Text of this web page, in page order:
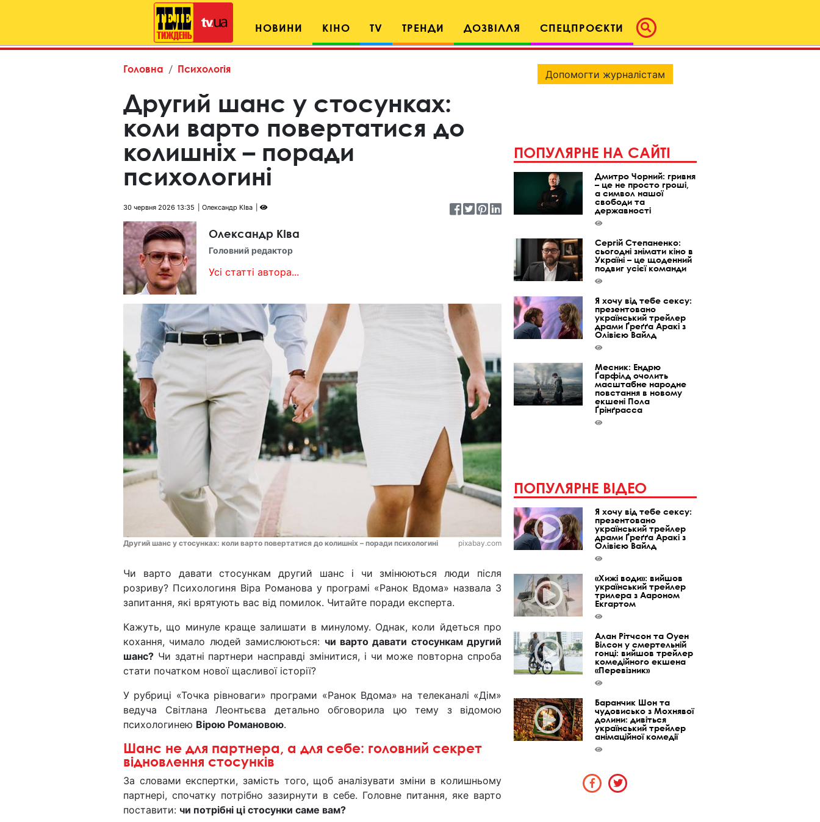
НОВИНИ КІНО TV ТРЕНДИ ДОЗВІЛЛЯ СПЕЦПРОЄКТИ
Головна Психологія
Другий шанс у стосунках:
коли варто повертатися до
колишніх – поради
психологині
30 червня 2026 13:35 Олександр КІва
Олександр КІва
Головний редактор
Усі статті автора...
Другий шанс у стосунках: коли варто повертатися до колишніх – поради психологині pixabay.com
Чи варто давати стосункам другий шанс і чи змінюються люди після
розриву? Психологиня Віра Романова у програмі «Ранок Вдома» назвала 3
запитання, які врятують вас від помилок. Читайте поради експерта.
Кажуть, що минуле краще залишати в минулому. Однак, коли йдеться про
кохання, чимало людей замислюються: чи варто давати стосункам другий
шанс? Чи здатні партнери насправді змінитися, і чи може повторна спроба
стати початком нової щасливої історії?
У рубриці «Точка рівноваги» програми «Ранок Вдома» на телеканалі «Дім»
ведуча Світлана Леонтьєва детально обговорила цю тему з відомою
психологинею Вірою Романовою.
Шанс не для партнера, а для себе: головний секрет
відновлення стосунків
За словами експертки, замість того, щоб аналізувати зміни в колишньому
партнері, спочатку потрібно зазирнути в себе. Головне питання, яке варто
поставити: чи потрібні ці стосунки саме вам?
Допомогти журналістам
ПОПУЛЯРНЕ НА САЙТІ
Дмитро Чорний: гривня
– це не просто гроші,
а символ нашої
свободи та
державності
Сергій Степаненко:
сьогодні знімати кіно в
Україні – це щоденний
подвиг усієї команди
Я хочу від тебе сексу:
презентовано
український трейлер
драми Ґреґґа Аракі з
Олівією Вайлд
Месник: Ендрю
Ґарфілд очолить
масштабне народне
повстання в новому
екшені Пола
Ґрінґрасса
ПОПУЛЯРНЕ ВІДЕО
Я хочу від тебе сексу:
презентовано
український трейлер
драми Ґреґґа Аракі з
Олівією Вайлд
«Хижі води»: вийшов
український трейлер
трилера з Аароном
Екгартом
Алан Рітчсон та Оуен
Вілсон у смертельній
гонці: вийшов трейлер
комедійного екшена
«Перевізник»
Баранчик Шон та
чудовисько з Мохнявої
долини: дивіться
український трейлер
анімаційної комедії